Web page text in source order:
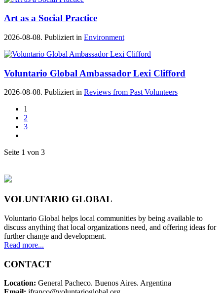
Art as a Social Practice
2026-08-08. Publiziert in Environment
Voluntario Global Ambassador Lexi Clifford
2026-08-08. Publiziert in Reviews from Past Volunteers
1
2
3
Seite 1 von 3
VOLUNTARIO GLOBAL
Voluntario Global helps local communities by being available to
discuss anything that local organizations need, and offering ideas for
further change and development.
Read more...
CONTACT
Location: General Pacheco. Buenos Aires. Argentina